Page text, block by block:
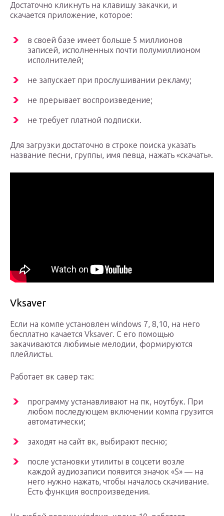
Достаточно кликнуть на клавишу закачки, и
скачается приложение, которое:
в своей базе имеет больше 5 миллионов
записей, исполненных почти полумиллионом
исполнителей;
не запускает при прослушивании рекламу;
не прерывает воспроизведение;
не требует платной подписки.
Для загрузки достаточно в строке поиска указать
название песни, группы, имя певца, нажать «скачать».
Vksaver
Если на компе установлен windows 7, 8,10, на него
бесплатно качается Vksaver. С его помощью
закачиваются любимые мелодии, формируются
плейлисты.
Работает вк савер так:
программу устанавливают на пк, ноутбук. При
любом последующем включении компа грузится
автоматически;
заходят на сайт вк, выбирают песню;
после установки утилиты в соцсети возле
каждой аудиозаписи появится значок «S» — на
него нужно нажать, чтобы началось скачивание.
Есть функция воспроизведения.